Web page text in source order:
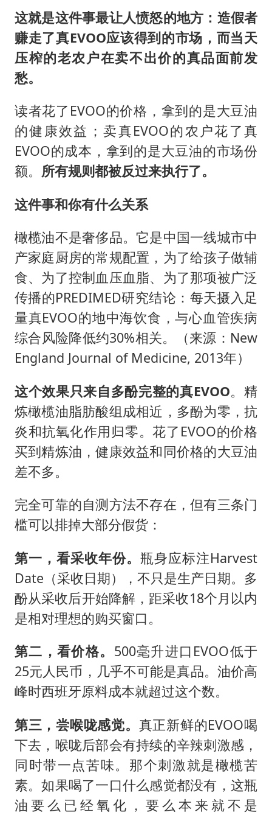
这就是这件事最让人愤怒的地方：造假者
赚走了真EVOO应该得到的市场，而当天
压榨的老农户在卖不出价的真品面前发
愁。
读者花了EVOO的价格，拿到的是大豆油
的健康效益；卖真EVOO的农户花了真
EVOO的成本，拿到的是大豆油的市场份
额。 所有规则都被反过来执行了。
这件事和你有什么关系
橄榄油不是奢侈品。它是中国一线城市中
产家庭厨房的常规配置，为了给孩子做辅
食、为了控制血压血脂、为了那项被广泛
传播的PREDIMED研究结论：每天摄入足
量真EVOO的地中海饮食，与心血管疾病
综合风险降低约30%相关。（来源：New
England Journal of Medicine, 2013年）
这个效果只来自多酚完整的真EVOO。精
炼橄榄油脂肪酸组成相近，多酚为零，抗
炎和抗氧化作用归零。花了EVOO的价格
买到精炼油，健康效益和同价格的大豆油
差不多。
完全可靠的自测方法不存在，但有三条门
槛可以排掉大部分假货：
第一，看采收年份。瓶身应标注Harvest
Date（采收日期），不只是生产日期。多
酚从采收后开始降解，距采收18个月以内
是相对理想的购买窗口。
第二，看价格。 500毫升进口EVOO低于
25元人民币，几乎不可能是真品。油价高
峰时西班牙原料成本就超过这个数。
第三，尝喉咙感觉。 真正新鲜的EVOO喝
下去，喉咙后部会有持续的辛辣刺激感，
同时带一点苦味。那个刺激就是橄榄苦
素。如果喝了一口什么感觉都没有，这瓶
油要么已经氧化，要么本来就不是